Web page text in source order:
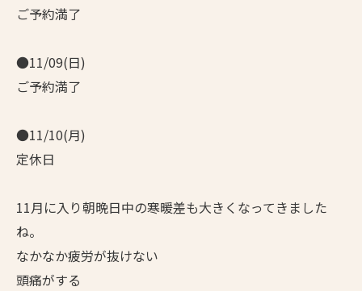
ご予約満了
●11/09(日)
ご予約満了
●11/10(月)
定休日
11月に入り朝晩日中の寒暖差も大きくなってきました
ね。
なかなか疲労が抜けない
頭痛がする